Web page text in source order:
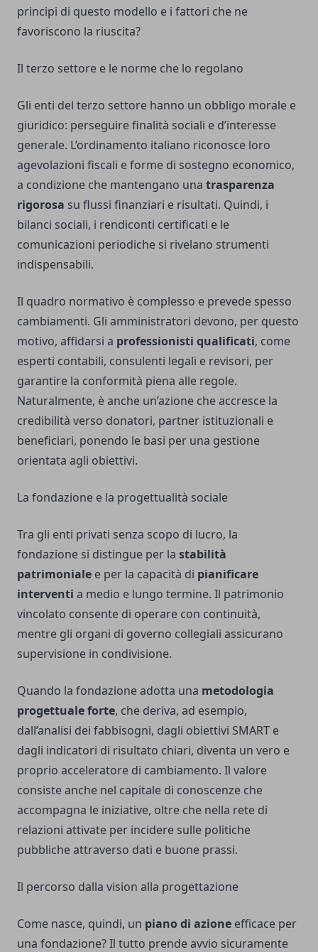
principi di questo modello e i fattori che ne
favoriscono la riuscita?
Il terzo settore e le norme che lo regolano
Gli enti del terzo settore hanno un obbligo morale e
giuridico: perseguire finalità sociali e d’interesse
generale. L’ordinamento italiano riconosce loro
agevolazioni fiscali e forme di sostegno economico,
a condizione che mantengano una trasparenza
rigorosa su flussi finanziari e risultati. Quindi, i
bilanci sociali, i rendiconti certificati e le
comunicazioni periodiche si rivelano strumenti
indispensabili.
Il quadro normativo è complesso e prevede spesso
cambiamenti. Gli amministratori devono, per questo
motivo, affidarsi a professionisti qualificati, come
esperti contabili, consulenti legali e revisori, per
garantire la conformità piena alle regole.
Naturalmente, è anche un’azione che accresce la
credibilità verso donatori, partner istituzionali e
beneficiari, ponendo le basi per una gestione
orientata agli obiettivi.
La fondazione e la progettualità sociale
Tra gli enti privati senza scopo di lucro, la
fondazione si distingue per la stabilità
patrimoniale e per la capacità di pianificare
interventi a medio e lungo termine. Il patrimonio
vincolato consente di operare con continuità,
mentre gli organi di governo collegiali assicurano
supervisione in condivisione.
Quando la fondazione adotta una metodologia
progettuale forte, che deriva, ad esempio,
dall’analisi dei fabbisogni, dagli obiettivi SMART e
dagli indicatori di risultato chiari, diventa un vero e
proprio acceleratore di cambiamento. Il valore
consiste anche nel capitale di conoscenze che
accompagna le iniziative, oltre che nella rete di
relazioni attivate per incidere sulle politiche
pubbliche attraverso dati e buone prassi.
Il percorso dalla vision alla progettazione
Come nasce, quindi, un piano di azione efficace per
una fondazione? Il tutto prende avvio sicuramente